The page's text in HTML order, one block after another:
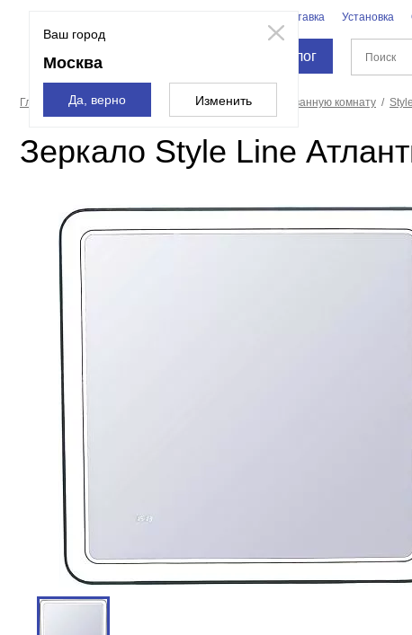
Ваш город
Москва
Да, верно Изменить
Доставка Установка
Каталог
Главная страница Мебель для ванной Зеркала в ванную комнату
Зеркало Style Line